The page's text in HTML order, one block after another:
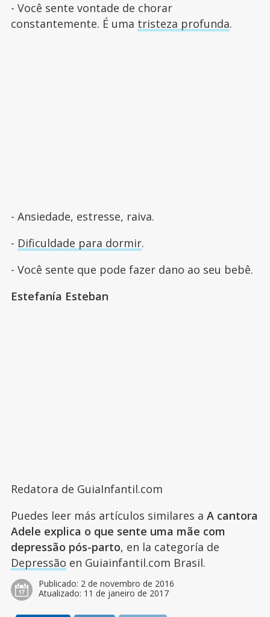
- Você sente vontade de chorar
constantemente. É uma tristeza profunda.
- Ansiedade, estresse, raiva.
- Dificuldade para dormir.
- Você sente que pode fazer dano ao seu bebê.
Estefanía Esteban
Redatora de GuiaInfantil.com
Puedes leer más artículos similares a A cantora
Adele explica o que sente uma mãe com
depressão pós-parto, en la categoría de
Depressão en Guiainfantil.com Brasil.
Publicado: 2 de novembro de 2016
Atualizado: 11 de janeiro de 2017